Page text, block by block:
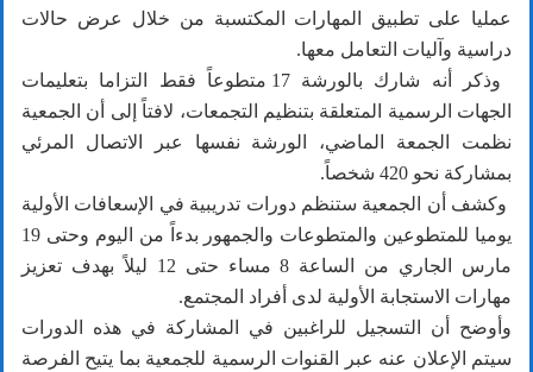
عمليا على تطبيق المهارات المكتسبة من خلال عرض حالات
دراسية وآليات التعامل معها.
وذكر أنه شارك بالورشة 17 متطوعاً فقط التزاما بتعليمات
الجهات الرسمية المتعلقة بتنظيم التجمعات، لافتاً إلى أن الجمعية
نظمت الجمعة الماضي، الورشة نفسها عبر الاتصال المرئي
بمشاركة نحو 420 شخصاً.
وكشف أن الجمعية ستنظم دورات تدريبية في الإسعافات الأولية
يوميا للمتطوعين والمتطوعات والجمهور بدءاً من اليوم وحتى 19
مارس الجاري من الساعة 8 مساء حتى 12 ليلاً بهدف تعزيز
مهارات الاستجابة الأولية لدى أفراد المجتمع.
وأوضح أن التسجيل للراغبين في المشاركة في هذه الدورات
سيتم الإعلان عنه عبر القنوات الرسمية للجمعية بما يتيح الفرصة